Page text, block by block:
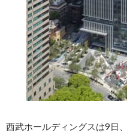
西武ホールディングスは9日